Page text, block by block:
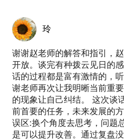
玲
谢谢赵老师的解答和指引，
开放。谈完有种拨云见日的
话的过程都是富有激情的，
谢老师再次让我明晰当前重
的现象让自己纠结。 这次谈
前首要的任务，未来发展的
误区:换个角度去思考，问题
是可以提升改善。通过复盘